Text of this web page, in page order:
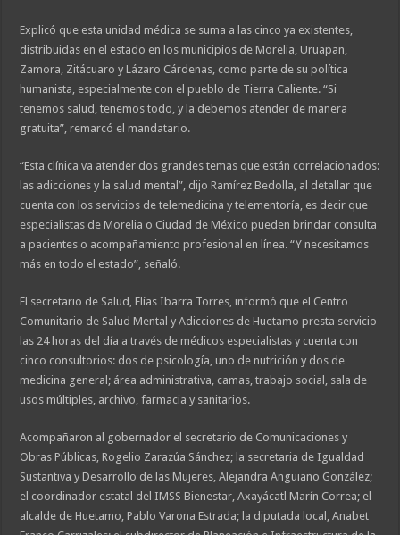
Explicó que esta unidad médica se suma a las cinco ya existentes,
distribuidas en el estado en los municipios de Morelia, Uruapan,
Zamora, Zitácuaro y Lázaro Cárdenas, como parte de su política
humanista, especialmente con el pueblo de Tierra Caliente. “Si
tenemos salud, tenemos todo, y la debemos atender de manera
gratuita”, remarcó el mandatario.
“Esta clínica va atender dos grandes temas que están correlacionados:
las adicciones y la salud mental”, dijo Ramírez Bedolla, al detallar que
cuenta con los servicios de telemedicina y telementoría, es decir que
especialistas de Morelia o Ciudad de México pueden brindar consulta
a pacientes o acompañamiento profesional en línea. “Y necesitamos
más en todo el estado”, señaló.
El secretario de Salud, Elías Ibarra Torres, informó que el Centro
Comunitario de Salud Mental y Adicciones de Huetamo presta servicio
las 24 horas del día a través de médicos especialistas y cuenta con
cinco consultorios: dos de psicología, uno de nutrición y dos de
medicina general; área administrativa, camas, trabajo social, sala de
usos múltiples, archivo, farmacia y sanitarios.
Acompañaron al gobernador el secretario de Comunicaciones y
Obras Públicas, Rogelio Zarazúa Sánchez; la secretaria de Igualdad
Sustantiva y Desarrollo de las Mujeres, Alejandra Anguiano González;
el coordinador estatal del IMSS Bienestar, Axayácatl Marín Correa; el
alcalde de Huetamo, Pablo Varona Estrada; la diputada local, Anabet